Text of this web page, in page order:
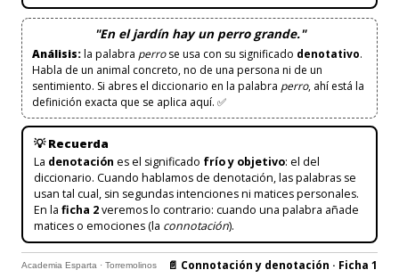
"En el jardín hay un perro grande."
Análisis:la palabra perrose usa con su significado denotativo.
Habla de un animal concreto, no de una persona ni de un
sentimiento. Si abres el diccionario en la palabra perro, ahí está la
definición exacta que se aplica aquí. ✅
💡 Recuerda
La denotación es el significado frío y objetivo: el del
diccionario. Cuando hablamos de denotación, las palabras se
usan tal cual, sin segundas intenciones ni matices personales.
En la ficha 2veremos lo contrario: cuando una palabra añade
matices o emociones (la connotación).
Academia Esparta · Torremolinos 📄 Connotación y denotación · Ficha 1